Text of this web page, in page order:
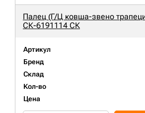
Палец (Г/Ц ковша-звено
СК-6191114 СК
Артикул
Бренд
Склад
Кол-во
Цена